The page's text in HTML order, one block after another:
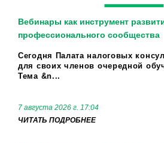
Вебинары как инструмент
профессионального сообщества
Сегодня Палата налоговых
для своих членов очередной
Тема &n...
7 августа 2026 г. 17:04
ЧИТАТЬ ПОДРОБНЕЕ